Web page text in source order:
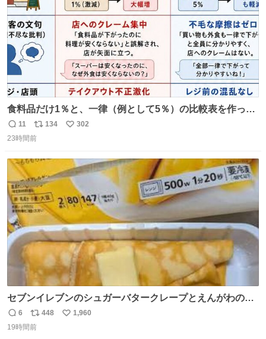
食料品だけ1％と、一律（例として5％）の比較表を作って
みました。 参考になるかと思います。
返
信
11
リ
ポ
数
134
い
数
302
23時間前
セブンイレブンのシュガーバタークレープとえんがわの寿
司を探している人へ！ シュガーバタークレープは目黒、品
川、蒲田、渋谷、川崎、横浜、鶴見、九州の一部エリア限
返
信
6
リ
ポ
448
い
1,960
19時間前